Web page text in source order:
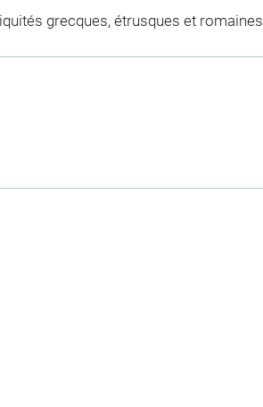
grecques, étrusques et romaines